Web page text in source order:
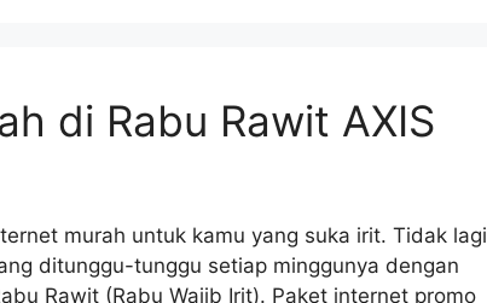
di Rabu Rawit AXIS
murah untuk kamu yang suka irit. Tidak lagi
ditunggu-tunggu setiap minggunya dengan
Rawit (Rabu Wajib Irit). Paket internet promo